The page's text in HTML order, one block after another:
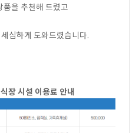
품을 추천해 드렸고
심하게 도와드렸습니다.
장 시설 이용료 안내